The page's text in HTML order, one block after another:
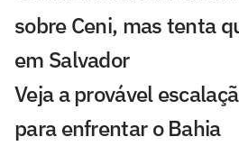
sobre Ceni, mas tenta
em Salvador
Veja a provável
para enfrentar o Bahia